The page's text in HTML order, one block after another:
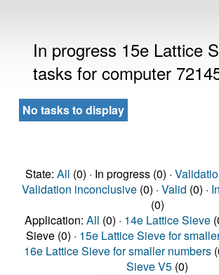
In progress 15e Lattice
tasks for computer
No tasks to display
State: All (0) · In progress (0) ·
Validation inconclusive(0) · Valid (0) ·
(0)
Application: All (0) · 14e Lattice Sieve
Sieve (0) · 15e Lattice Sieve for
16e Lattice Sieve for smaller numbers
Sieve V5 (0)